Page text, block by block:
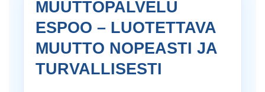
MUUTTOPALVELU
ESPOO – LUOTETTAVA
MUUTTO NOPEASTI JA
TURVALLISESTI